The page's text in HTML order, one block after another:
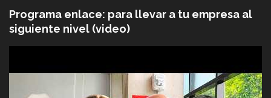
Programa enlace: para llevar a tu empresa al
siguiente nivel (video)